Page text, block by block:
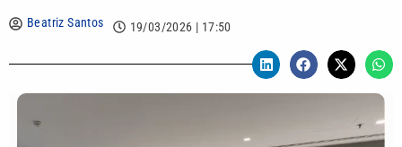
Beatriz Santos 19/03/2026 | 17:50